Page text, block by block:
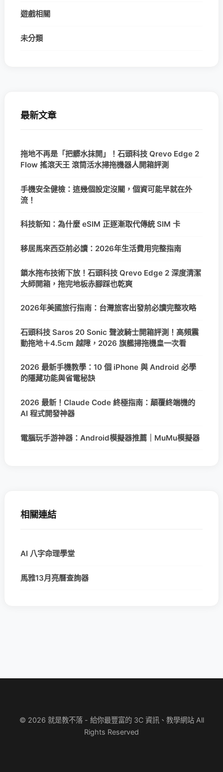
遊戲相關
未分類
最新文章
拖地不再是「把髒水抹開」！石頭科技 Qrevo Edge 2
Flow 搖滾天王 滾筒活水掃拖機器人開箱評測
手機安全健檢：這幾個設定沒關，個資可能早就在外
流！
科技新知：為什麼 eSIM 正逐漸取代傳統 SIM 卡
移居馬來西亞前必讀：2026年生活費用完整指南
鎖水拖布技術下放！石頭科技 Qrevo Edge 2 深度清潔
大師開箱，拖完地板赤腳踩也乾爽
2026年美國旅行指南：台灣旅客出發前必讀完整攻略
石頭科技 Saros 20 Sonic 聲波騎士開箱評測！高頻震
動拖地＋4.5cm 越障，2026 旗艦掃拖機皇一次看
2026 最新手機教學：10 個 iPhone 與 Android 必學
的隱藏功能與省電秘訣
2026 最新！Claude Code 終極指南：顛覆終端機的
AI 程式開發神器
電腦玩手游神器：Android模擬器推薦｜MuMu模擬器
相關連結
AI 八字命理學堂
馬雅13月亮曆查詢器
© 2026 就是教不落 - 給你最豐富的 3C 資訊、教學網站 All
Rights Reserved